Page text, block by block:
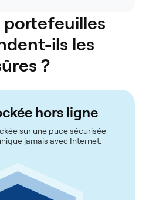
portefeuilles
ils les
?
hors ligne
sur une puce sécurisée
jamais avec Internet.